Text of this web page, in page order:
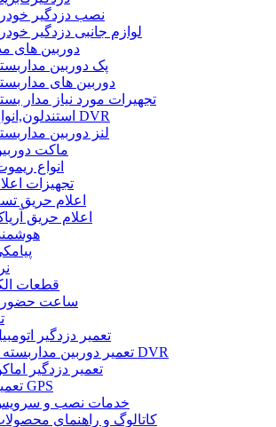
نصب دزدگیر
لوازم جانبی دزدگیر
دوربین های
پک دوربین
دوربین های
تجهیرات مورد نیاز مدار
استندلون,انواع DVR
لنز دوربین
ماکت
انواع
تجهیزات
اعلام حریق
اعلام حریق
قطعات
ساعت حضور
تعمیر دزدگیر
تعمیر دوربین مداربسته و DVR
تعمیر دزدگیر
تعمیر GPS
خدمات نصب و
کاتالوگ و راهنمای